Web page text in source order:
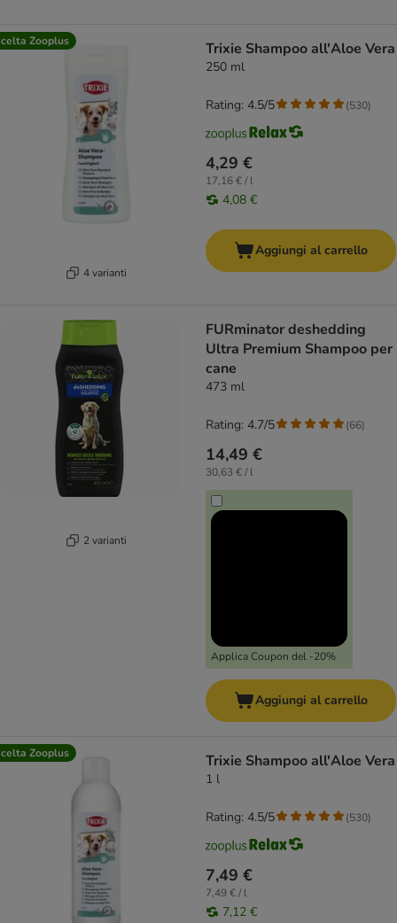
Zooplus
4 varianti
Trixie Shampoo all'Aloe Vera
250 ml
4,29 €
17,16 € / l
4,08 €
Rating: 4.5/5 (530)
Aggiungi al carrello
2 varianti
FURminator deshedding
Ultra Premium Shampoo per
cane
473 ml
14,49 €
30,63 € / l
Applica Coupon del -20%
Rating: 4.7/5 (66)
Aggiungi al carrello
Zooplus Trixie Shampoo all'Aloe Vera
1 l
7,49 €
7,49 € / l
7,12 €
Rating: 4.5/5 (530)